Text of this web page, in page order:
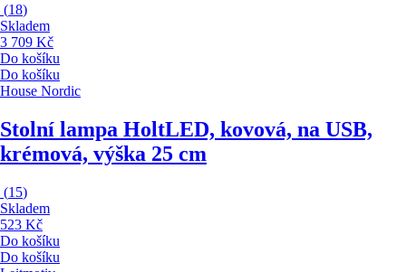
(18)
Skladem
3 709 Kč
Do košíku
Do košíku
House Nordic
Stolní lampa HoltLED, kovová, na USB,
krémová, výška 25 cm
(15)
Skladem
523 Kč
Do košíku
Do košíku